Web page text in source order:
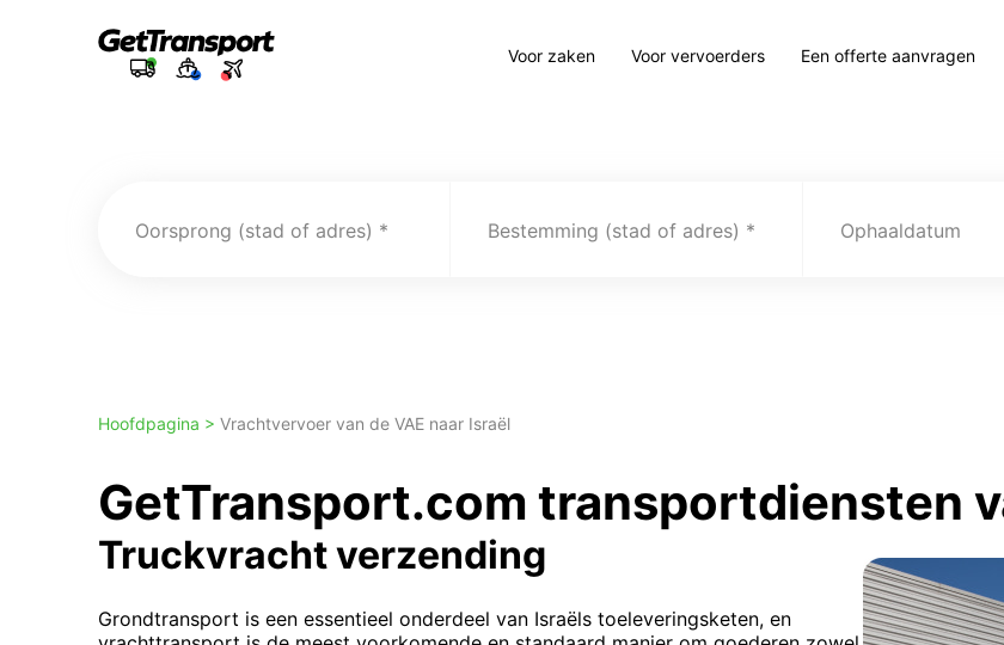
Voor zaken Voor vervoerders Een offerte aanvragen
Oorsprong (stad of adres) Bestemming (stad of adres) Ophaaldatum
Hoofdpagina > Vrachtvervoer van de VAE naar Israël
GetTransport.com transportdiensten
Truckvracht verzending
Grondtransport is een essentieel onderdeel van Israëls toeleveringsketen, en